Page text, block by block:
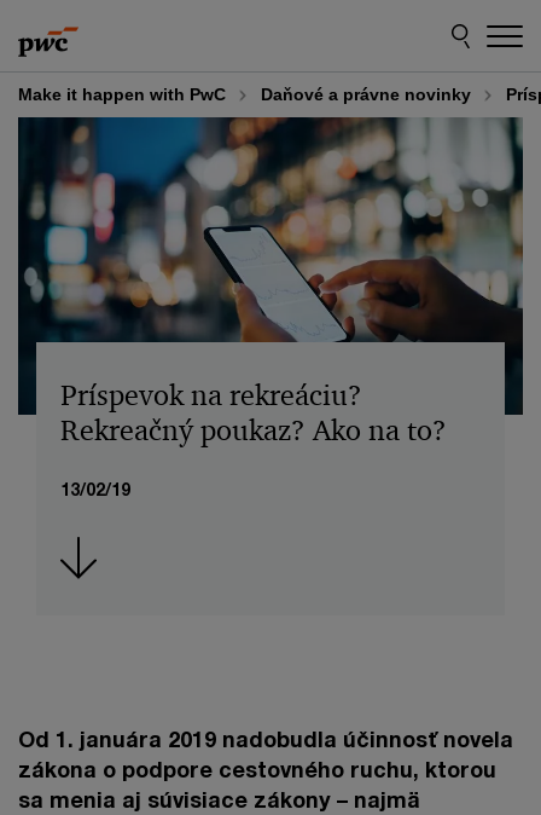
to
content
to
footer
Make it happen with PwC Daňové a právne novinky
Príspevok na rekreáciu?
Rekreačný poukaz? Ako na to?
13/02/19
Od 1. januára 2019 nadobudla účinnosť novela
zákona o podpore cestovného ruchu, ktorou
sa menia aj súvisiace zákony – najmä